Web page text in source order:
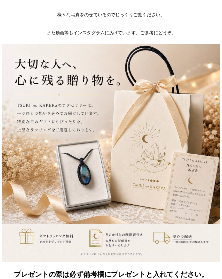
様々な写真をのせているのでじっくりご覧ください。
また動画等もインスタグラムにあげています。ご参考にどうぞ。
プレゼントの際は必ず備考欄にプレゼントと入れてください。